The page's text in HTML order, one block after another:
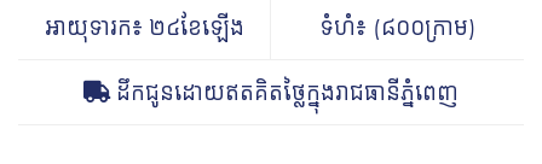
អាយុទារក៖ ២៤ខែឡើង ទំហំ៖ (៨០០ក្រាម)
ដឹកជូនដោយឥតគិតថ្លៃក្នុងរាជធានីភ្នំពេញ